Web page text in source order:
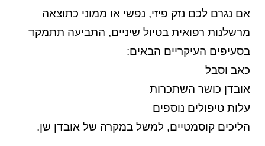
אם נגרם לכם נזק פיזי, נפשי או ממוני כתוצאה
מרשלנות רפואית בטיול שיניים, התביעה תתמקד
בסעיפים העיקריים הבאים:
כאב וסבל
אובדן כושר השתכרות
עלות טיפולים נוספים
הליכים קוסמטיים, למשל במקרה של אובדן שן.